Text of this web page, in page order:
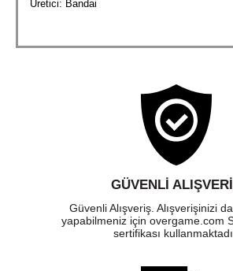
Üretici: Bandai
GÜVENLI
Güvenli Alışveriş. Alışverişinizi
yapabilmeniz için overgame.com
sertifikası